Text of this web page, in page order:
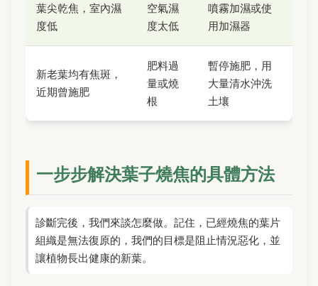
葉尖乾焦，室內濕
度低
空氣濕
度太低
噴霧加濕或使
用加濕器
新老葉均有焦斑，
近期曾施肥
肥料過
量或燒
根
暫停施肥，用
大量清水沖洗
土壤
一步步解決葉子燒焦的具體方法
診斷完後，我們來談怎麼做。記住，已經燒焦的葉片
組織是無法復原的，我們的目標是阻止情況惡化，並
讓植物長出健康的新葉。